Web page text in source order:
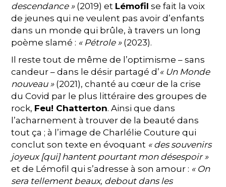
descendance » (2019) et Lémofil se fait la voix
de jeunes qui ne veulent pas avoir d’enfants
dans un monde qui brûle, à travers un long
poème slamé : « Pétrole »(2023).
Il reste tout de même de l’optimisme – sans
candeur – dans le désir partagé d’« Un Monde
nouveau »(2021), chanté au cœur de la crise
du Covid par le plus littéraire des groupes de
rock, Feu! Chatterton. Ainsi que dans
l’acharnement à trouver de la beauté dans
tout ça ; à l’image de Charlélie Couture qui
conclut son texte en évoquant « des souvenirs
joyeux [qui] hantent pourtant mon désespoir »
et de Lémofil qui s’adresse à son amour : ​​​​​​​ « On
sera tellement beaux, debout dans les